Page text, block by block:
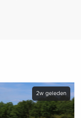
2w geleden